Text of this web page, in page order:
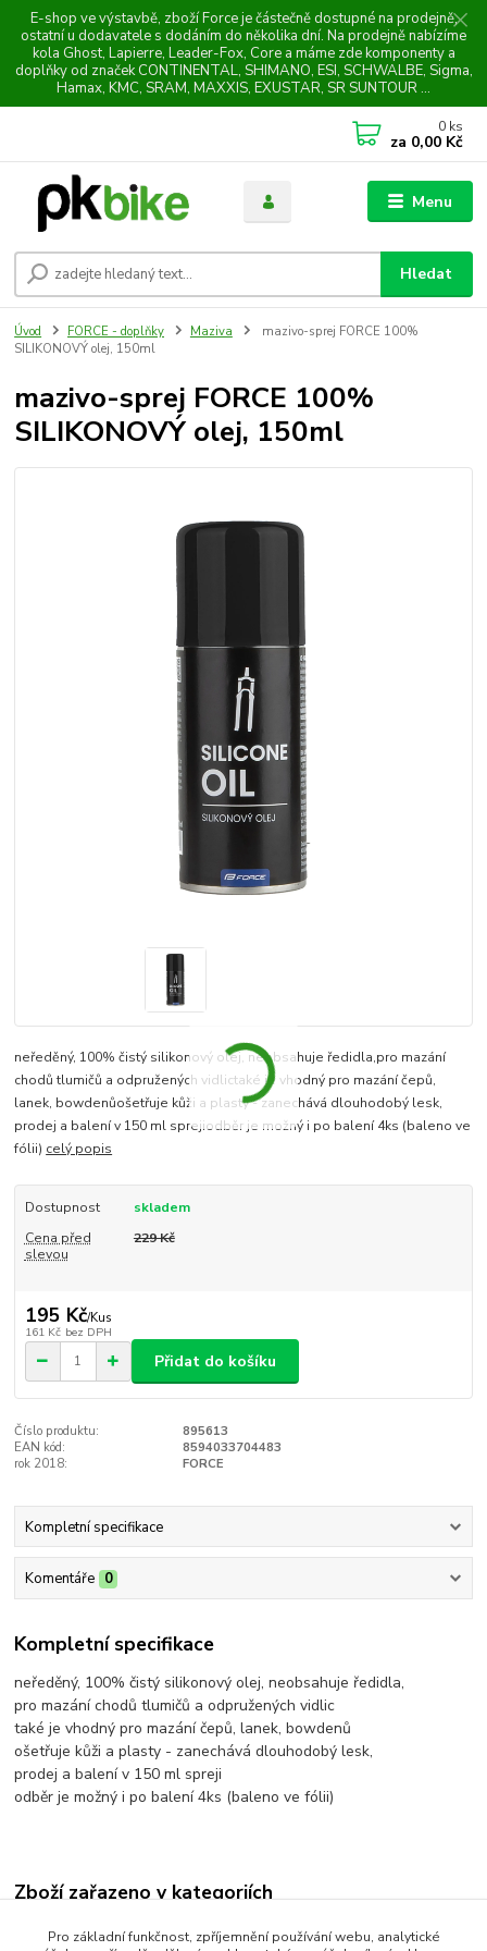
E-shop ve výstavbě, zboží Force je částečně dostupné na prodejně,
ostatní u dodavatele s dodáním do několika dní. Na prodejně nabízíme
kola Ghost, Lapierre, Leader-Fox, Core a máme zde komponenty a
doplňky od značek CONTINENTAL, SHIMANO, ESI, SCHWALBE, Sigma,
Hamax, KMC, SRAM, MAXXIS, EXUSTAR, SR SUNTOUR ...
Menu
Hledat
0 ks
za 0,00 Kč
Úvod FORCE - doplňky Maziva
mazivo-sprej FORCE 100%
SILIKONOVÝ olej, 150ml
mazivo-sprej FORCE 100%
SILIKONOVÝ olej, 150ml
neředěný, 100% čistý silikonový olej, neobsahuje ředidla,pro mazání
chodů tlumičů a odpružených vidlictaké je vhodný pro mazání čepů,
lanek, bowdenůošetřuje kůži a plasty - zanechává dlouhodobý lesk,
prodej a balení v 150 ml sprejiodběr je možný i po balení 4ks (baleno ve
fólii) celý popis
Dostupnost
skladem
Cena před
slevou
229 Kč
195 Kč/Kus
161 Kč bez DPH
Přidat do košíku
Číslo produktu:
895613
EAN kód:
8594033704483
rok 2018:
FORCE
Kompletní specifikace
Komentáře 0
Kompletní specifikace
neředěný, 100% čistý silikonový olej, neobsahuje ředidla,
pro mazání chodů tlumičů a odpružených vidlic
také je vhodný pro mazání čepů, lanek, bowdenů
ošetřuje kůži a plasty - zanechává dlouhodobý lesk,
prodej a balení v 150 ml spreji
odběr je možný i po balení 4ks (baleno ve fólii)
Zboží zařazeno v kategoriích
FORCE - doplňky
Pro základní funkčnost, zpříjemnění používání webu, analytické